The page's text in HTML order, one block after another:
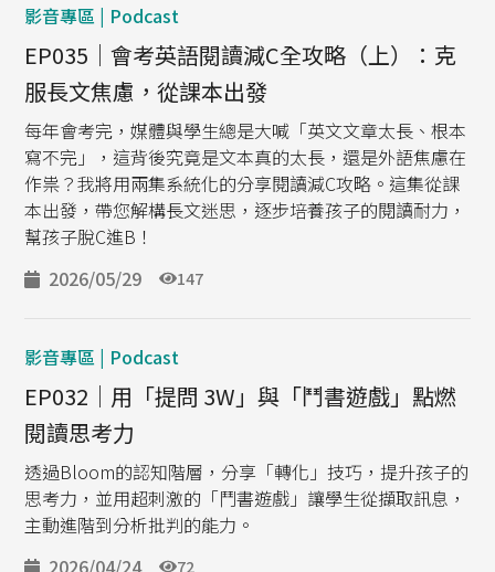
影音專區 | Podcast
EP035｜會考英語閱讀減C全攻略（上）：克
服長文焦慮，從課本出發
每年會考完，媒體與學生總是大喊「英文文章太長、根本
寫不完」，這背後究竟是文本真的太長，還是外語焦慮在
作祟？我將用兩集系統化的分享閱讀減C攻略。這集從課
本出發，帶您解構長文迷思，逐步培養孩子的閱讀耐力，
幫孩子脫C進B！
2026/05/29
147
影音專區 | Podcast
EP032｜用「提問 3W」與「鬥書遊戲」點燃
閱讀思考力
透過Bloom的認知階層，分享「轉化」技巧，提升孩子的
思考力，並用超刺激的「鬥書遊戲」讓學生從擷取訊息，
主動進階到分析批判的能力。
2026/04/24
72